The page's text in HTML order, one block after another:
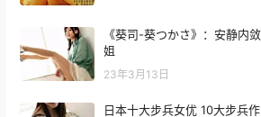
《葵司-葵つかさ》：安静内
姐
23年3月13日
日本十大步兵女优 10大步兵